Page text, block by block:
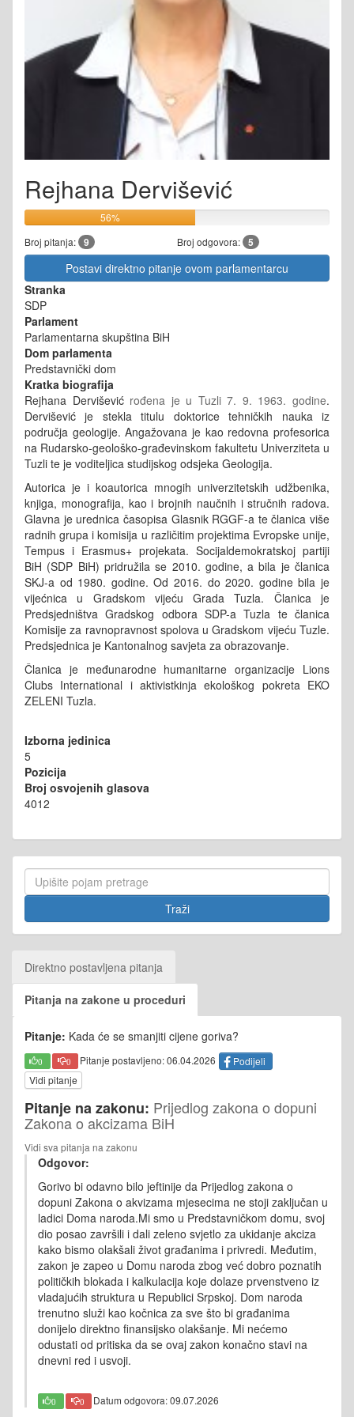
Rejhana Dervišević
56%
Broj pitanja: 9 Broj odgovora: 5
Postavi direktno pitanje ovom parlamentarcu
Stranka
SDP
Parlament
Parlamentarna skupština BiH
Dom parlamenta
Predstavnički dom
Kratka biografija
Rejhana Dervišević rođena je u Tuzli 7. 9. 1963. godine.
Dervišević je stekla titulu doktorice tehničkih nauka iz
područja geologije. Angažovana je kao redovna profesorica
na Rudarsko-geološko-građevinskom fakultetu Univerziteta u
Tuzli te je voditeljica studijskog odsjeka Geologija.
Autorica je i koautorica mnogih univerzitetskih udžbenika,
knjiga, monografija, kao i brojnih naučnih i stručnih radova.
Glavna je urednica časopisa Glasnik RGGF-a te članica više
radnih grupa i komisija u različitim projektima Evropske unije,
Tempus i Erasmus+ projekata. Socijaldemokratskoj partiji
BiH (SDP BiH) pridružila se 2010. godine, a bila je članica
SKJ-a od 1980. godine. Od 2016. do 2020. godine bila je
vijećnica u Gradskom vijeću Grada Tuzla. Članica je
Predsjedništva Gradskog odbora SDP-a Tuzla te članica
Komisije za ravnopravnost spolova u Gradskom vijeću Tuzle.
Predsjednica je Kantonalnog savjeta za obrazovanje.
Članica je međunarodne humanitarne organizacije Lions
Clubs International i aktivistkinja ekološkog pokreta EKO
ZELENI Tuzla.
Izborna jedinica
5
Pozicija
Broj osvojenih glasova
4012
Direktno postavljena pitanja
Pitanja na zakone u proceduri
Pitanje: Kada će se smanjiti cijene goriva?
0 0 Pitanje postavljeno: 06.04.2026
Podijeli
Vidi pitanje
Pitanje na zakonu: Prijedlog zakona o dopuni
Zakona o akcizama BiH
Vidi sva pitanja na zakonu
Odgovor:
Gorivo bi odavno bilo jeftinije da Prijedlog zakona o
dopuni Zakona o akvizama mjesecima ne stoji zaključan u
ladici Doma naroda.Mi smo u Predstavničkom domu, svoj
dio posao završili i dali zeleno svjetlo za ukidanje akciza
kako bismo olakšali život građanima i privredi. Međutim,
zakon je zapeo u Domu naroda zbog već dobro poznatih
političkih blokada i kalkulacija koje dolaze prvenstveno iz
vladajućih struktura u Republici Srpskoj. Dom naroda
trenutno služi kao kočnica za sve što bi građanima
donijelo direktno finansijsko olakšanje. Mi nećemo
odustati od pritiska da se ovaj zakon konačno stavi na
dnevni red i usvoji.
0 0 Datum odgovora: 09.07.2026